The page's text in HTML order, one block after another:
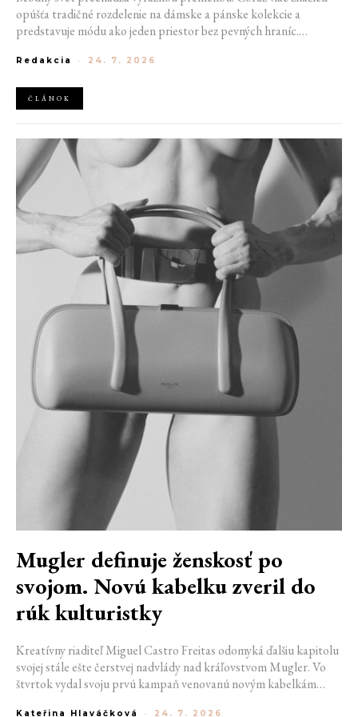
opúšťa tradičné rozdelenie na dámske a pánske kolekcie a
predstavuje módu ako jeden priestor bez pevných hraníc.
udržateľnosť naznačujú, že klasické týždne módy môžu čoskoro
Redakcia - 24. 7. 2026
ČLÁNOK
Mugler definuje ženskosť po
svojom. Novú kabelku zveril do
rúk kulturistky
Kreatívny riaditeľ Miguel Castro Freitas odomyká ďalšiu kapitolu
svojej stále ešte čerstvej nadvlády nad kráľovstvom Mugler. Vo
štvrtok vydal svoju prvú kampaň venovanú novým kabelkám
Kateřina Hlaváčková - 24. 7. 2026